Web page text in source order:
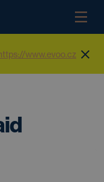
www.evoo.cz